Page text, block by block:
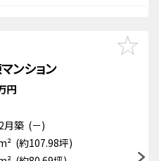
ンション
円
月築 (－)
(約107.98坪)